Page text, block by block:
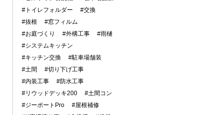
#トイレフォルダー
#交換
#抜根
#窓フィルム
#お庭づくり
#外構工事
#雨樋
#システムキッチン
#キッチン交換
#駐車場舗装
#土間
#切り下げ工事
#内装工事
#防水工事
#リウッドデッキ200
#土間コン
#ジーポートPro
#屋根補修